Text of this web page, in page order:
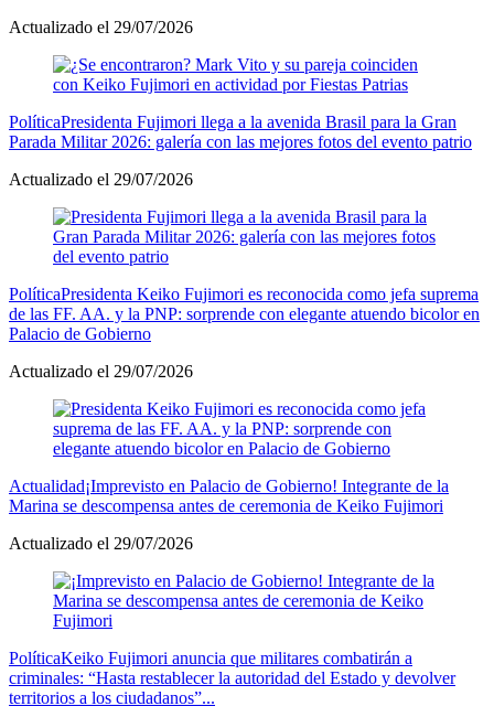
Actualizado el 29/07/2026
PolíticaPresidenta Fujimori llega a la avenida Brasil para la Gran
Parada Militar 2026: galería con las mejores fotos del evento patrio
Actualizado el 29/07/2026
PolíticaPresidenta Keiko Fujimori es reconocida como jefa suprema
de las FF. AA. y la PNP: sorprende con elegante atuendo bicolor en
Palacio de Gobierno
Actualizado el 29/07/2026
Actualidad¡Imprevisto en Palacio de Gobierno! Integrante de la
Marina se descompensa antes de ceremonia de Keiko Fujimori
Actualizado el 29/07/2026
PolíticaKeiko Fujimori anuncia que militares combatirán a
criminales: “Hasta restablecer la autoridad del Estado y devolver
territorios a los ciudadanos”...